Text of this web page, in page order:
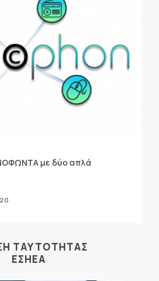
με δύο απλά
ΤΑΥΤΟΤΗΤΑΣ
ΕΣΗΕΑ